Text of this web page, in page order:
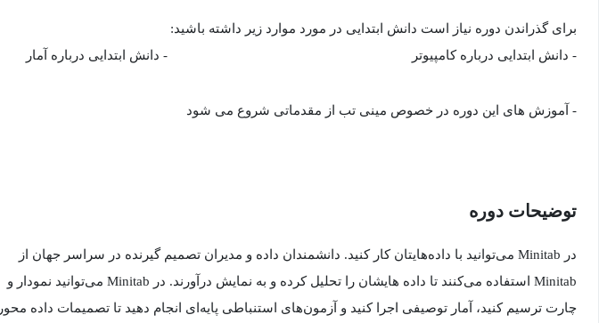
برای گذراندن دوره نیاز است دانش ابتدایی در مورد موارد زیر داشته باشید:
- دانش ابتدایی درباره کامپیوتر
- دانش ابتدایی درباره آمار
- آموزش های این دوره در خصوص مینی تب از مقدماتی شروع می شود
توضیحات دوره
در Minitab می‌توانید با داده‌هایتان کار کنید. دانشمندان داده و مدیران تصمیم گیرنده در سراسر جهان از
Minitab استفاده می‌کنند تا داده هایشان را تحلیل کرده و به نمایش درآورند. در Minitab می‌توانید نمودار و
چارت ترسیم کنید، آمار توصیفی اجرا کنید و آزمون‌های استنباطی پایه‌ای انجام دهید تا تصمیمات داده محور